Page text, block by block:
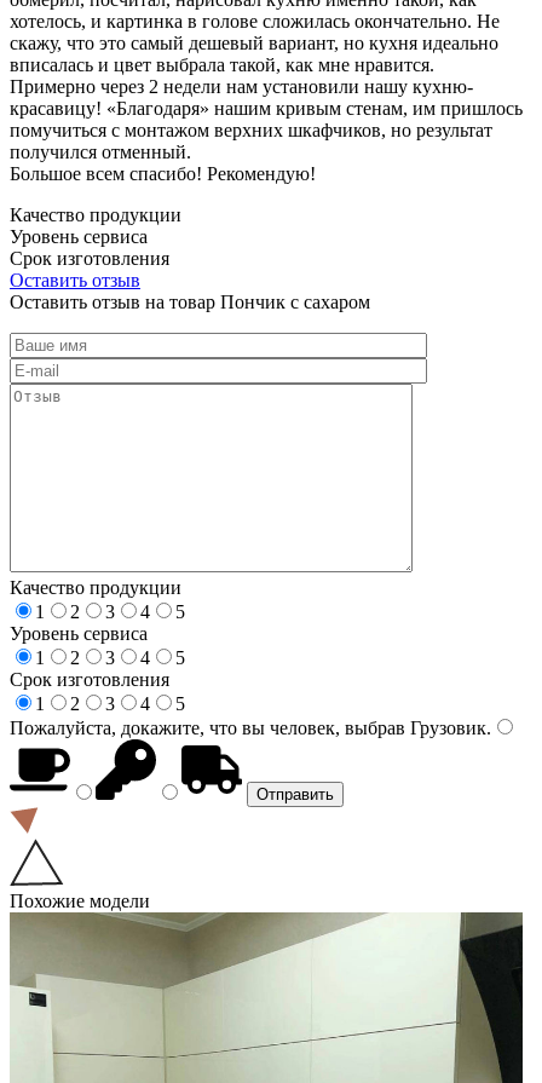
хотелось, и картинка в голове сложилась окончательно. Не
скажу, что это самый дешевый вариант, но кухня идеально
вписалась и цвет выбрала такой, как мне нравится.
Примерно через 2 недели нам установили нашу кухню-
красавицу! «Благодаря» нашим кривым стенам, им пришлось
помучиться с монтажом верхних шкафчиков, но результат
получился отменный.
Большое всем спасибо! Рекомендую!
Качество продукции
Уровень сервиса
Срок изготовления
Оставить отзыв
Оставить отзыв на товар Пончик с сахаром
Качество продукции
1
2 3 4
5
Уровень сервиса
1
2 3 4
5
Срок изготовления
1
2 3 4
5
Пожалуйста, докажите, что вы человек, выбрав Грузовик.
Похожие модели